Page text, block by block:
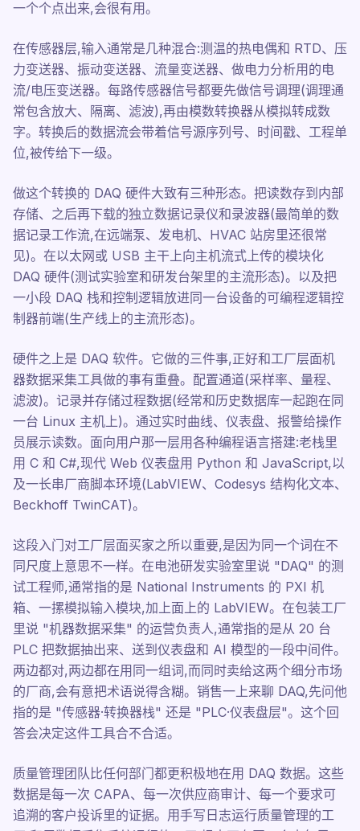
一个个点出来,会很有用。
在传感器层,输入通常是几种混合:测温的热电偶和 RTD、压
力变送器、振动变送器、流量变送器、做电力分析用的电
流/电压变送器。每路传感器信号都要先做信号调理(调理通
常包含放大、隔离、滤波),再由模数转换器从模拟转成数
字。转换后的数据流会带着信号源序列号、时间戳、工程单
位,被传给下一级。
做这个转换的 DAQ 硬件大致有三种形态。把读数存到内部
存储、之后再下载的独立数据记录仪和录波器(最简单的数
据记录工作流,在远端泵、发电机、HVAC 站房里还很常
见)。在以太网或 USB 主干上向主机流式上传的模块化
DAQ 硬件(测试实验室和研发台架里的主流形态)。以及把
一小段 DAQ 栈和控制逻辑放进同一台设备的可编程逻辑控
制器前端(生产线上的主流形态)。
硬件之上是 DAQ 软件。它做的三件事,正好和工厂层面机
器数据采集工具做的事有重叠。配置通道(采样率、量程、
滤波)。记录并存储过程数据(经常和历史数据库一起跑在同
一台 Linux 主机上)。通过实时曲线、仪表盘、报警给操作
员展示读数。面向用户那一层用各种编程语言搭建:老栈里
用 C 和 C#,现代 Web 仪表盘用 Python 和 JavaScript,以
及一长串厂商脚本环境(LabVIEW、Codesys 结构化文本、
Beckhoff TwinCAT)。
这段入门对工厂层面买家之所以重要,是因为同一个词在不
同尺度上意思不一样。在电池研发实验室里说 "DAQ" 的测
试工程师,通常指的是 National Instruments 的 PXI 机
箱、一摞模拟输入模块,加上面上的 LabVIEW。在包装工厂
里说 "机器数据采集" 的运营负责人,通常指的是从 20 台
PLC 把数据抽出来、送到仪表盘和 AI 模型的一段中间件。
两边都对,两边都在用同一组词,而同时卖给这两个细分市场
的厂商,会有意把术语说得含糊。销售一上来聊 DAQ,先问他
指的是 "传感器·转换器栈" 还是 "PLC·仪表盘层"。这个回
答会决定这件工具合不合适。
质量管理团队比任何部门都更积极地在用 DAQ 数据。这些
数据是每一次 CAPA、每一次供应商审计、每一个要求可
追溯的客户投诉里的证据。用手写日志运行质量管理的工